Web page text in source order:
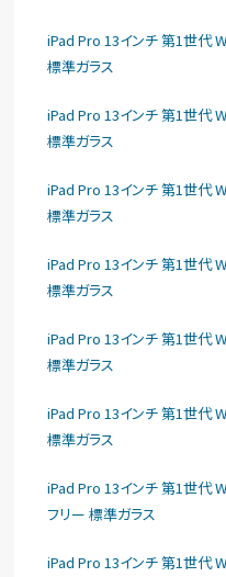
iPad Pro 13インチ 第1世代
標準ガラス
iPad Pro 13インチ 第1世代
標準ガラス
iPad Pro 13インチ 第1世代
標準ガラス
iPad Pro 13インチ 第1世代
標準ガラス
iPad Pro 13インチ 第1世代
標準ガラス
iPad Pro 13インチ 第1世代
標準ガラス
iPad Pro 13インチ 第1世代
フリー 標準ガラス
iPad Pro 13インチ 第1世代